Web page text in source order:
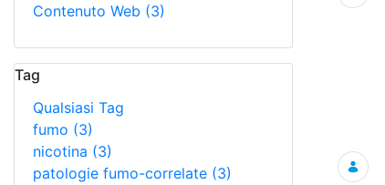
Contenuto Web (3)
Tag
Qualsiasi Tag
fumo (3)
nicotina (3)
patologie fumo-correlate (3)